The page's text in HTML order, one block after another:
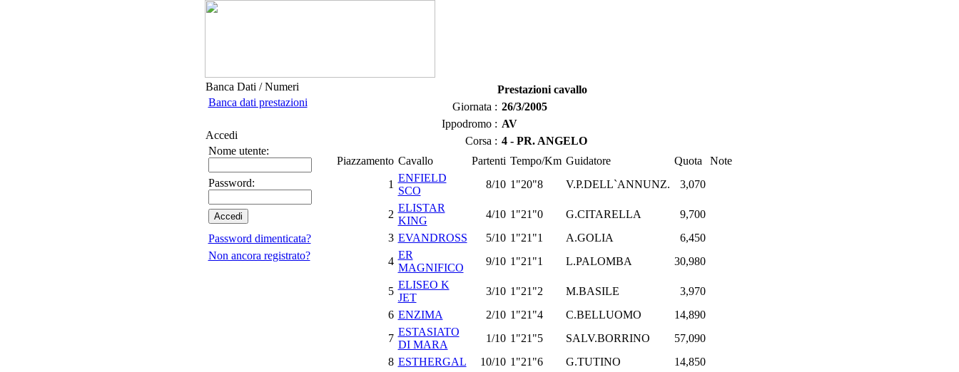
Banca Dati / Numeri
Banca dati prestazioni
Accedi
Nome utente:
Password:
Password dimenticata?
Non ancora registrato?
Prestazioni cavallo
Giornata : 26/3/2005
Ippodromo : AV
Corsa : 4 - PR. ANGELO
Piazzamento Cavallo Partenti Tempo/Km Guidatore Quota
Note
1
ENFIELD
SCO
8/10 1"20"8 V.P.DELL`ANNUNZ. 3,070
2
ELISTAR
KING
4/10 1"21"0 G.CITARELLA
9,700
3 EVANDROSS 5/10 1"21"1 A.GOLIA
6,450
4
ER
MAGNIFICO
9/10 1"21"1 L.PALOMBA 30,980
5
ELISEO K
JET
3/10 1"21"2 M.BASILE
3,970
6 ENZIMA 2/10 1"21"4 C.BELLUOMO
14,890
7
ESTASIATO
DI MARA
1/10 1"21"5 SALV.BORRINO
57,090
8 ESTHERGAL 10/10 1"21"6 G.TUTINO
14,850